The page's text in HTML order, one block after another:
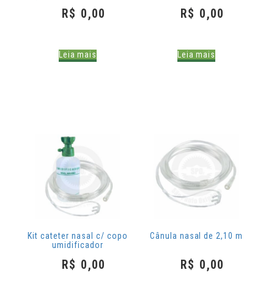
R$ 0,00
Leia mais
R$ 0,00
Leia mais
Kit cateter nasal c/ copo
umidificador
R$ 0,00
Cânula nasal de 2,10 m
R$ 0,00